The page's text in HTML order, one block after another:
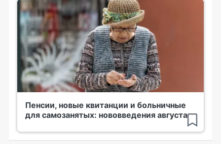
Пенсии, новые квитанции и больничные
для самозанятых: нововведения августа